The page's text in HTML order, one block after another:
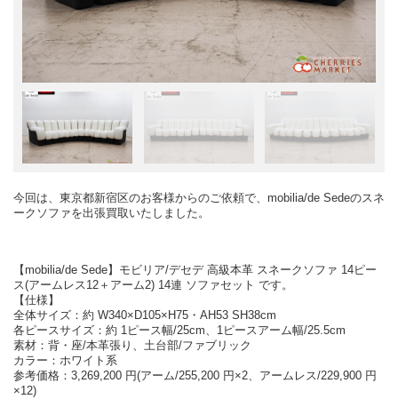
今回は、東京都新宿区のお客様からのご依頼で、mobilia/de Sedeのスネ
ークソファを出張買取いたしました。
【mobilia/de Sede】モビリア/デセデ 高級本革 スネークソファ 14ピー
ス(アームレス12＋アーム2) 14連 ソファセット です。
【仕様】
全体サイズ：約 W340×D105×H75・AH53 SH38cm
各ピースサイズ：約 1ピース幅/25cm、1ピースアーム幅/25.5cm
素材：背・座/本革張り、土台部/ファブリック
カラー：ホワイト系
参考価格：3,269,200 円(アーム/255,200 円×2、アームレス/229,900 円
×12)